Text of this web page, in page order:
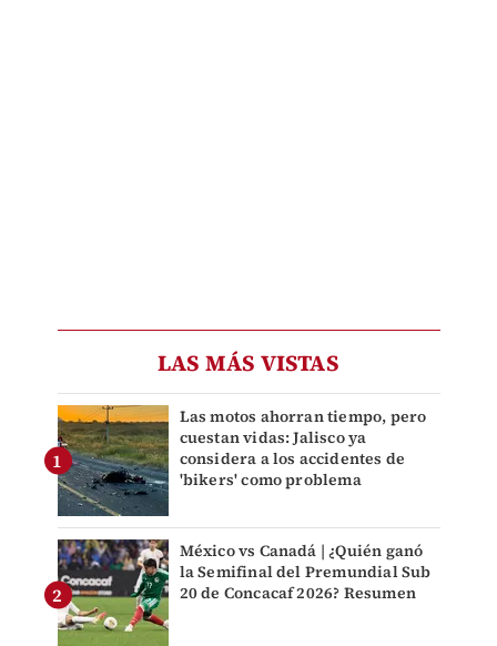
LAS MÁS VISTAS
Las motos ahorran tiempo, pero
cuestan vidas: Jalisco ya
considera a los accidentes de
'bikers' como problema
México vs Canadá | ¿Quién ganó
la Semifinal del Premundial Sub
20 de Concacaf 2026? Resumen